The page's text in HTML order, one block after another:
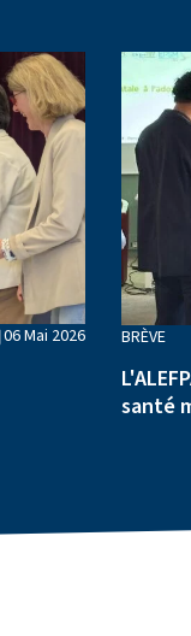
06 Mai 2026 BRÈVE
santé